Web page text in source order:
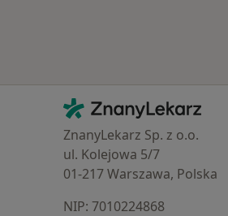
Kontakt
ZnanyLekarz - Strona główna
ZnanyLekarz Sp. z o.o.
ul. Kolejowa 5/7
01-217 Warszawa, Polska
NIP: ⁠7010224868